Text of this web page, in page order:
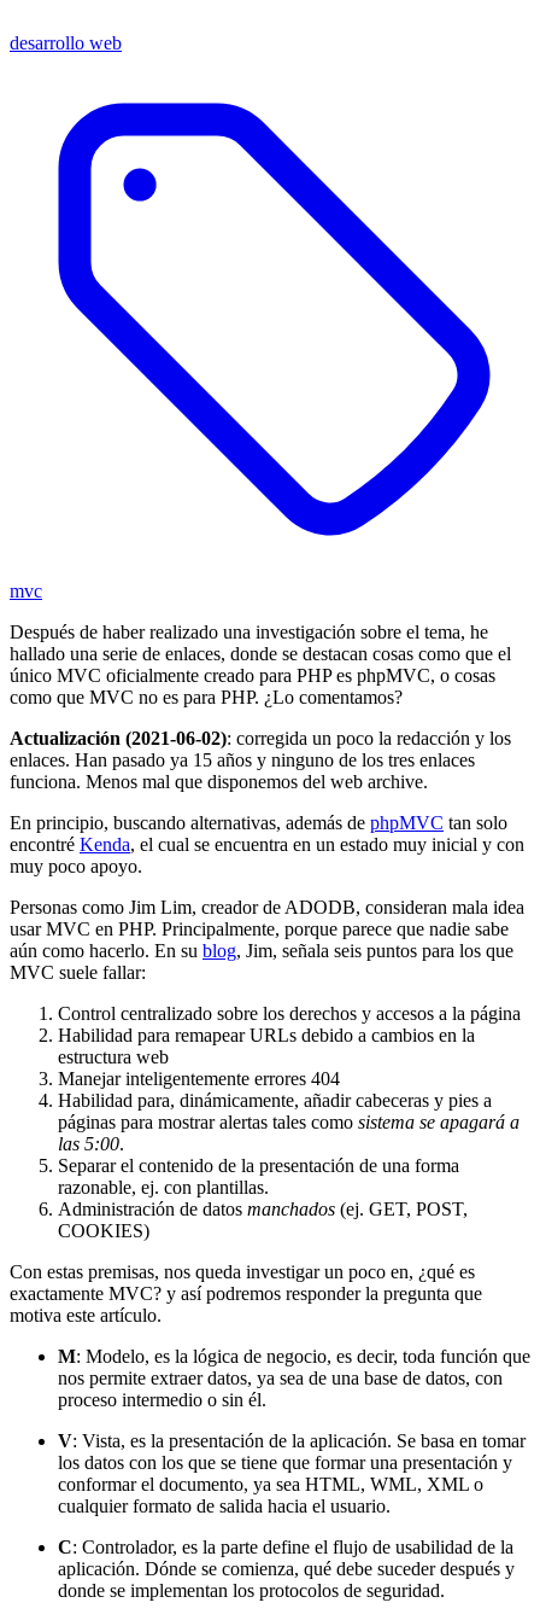
desarrollo web
mvc
Después de haber realizado una investigación sobre el tema, he
hallado una serie de enlaces, donde se destacan cosas como que el
único MVC oficialmente creado para PHP es phpMVC, o cosas
como que MVC no es para PHP. ¿Lo comentamos?
Actualización (2021-06-02): corregida un poco la redacción y los
enlaces. Han pasado ya 15 años y ninguno de los tres enlaces
funciona. Menos mal que disponemos del web archive.
En principio, buscando alternativas, además de phpMVC tan solo
encontré Kenda, el cual se encuentra en un estado muy inicial y con
muy poco apoyo.
Personas como Jim Lim, creador de ADODB, consideran mala idea
usar MVC en PHP. Principalmente, porque parece que nadie sabe
aún como hacerlo. En su blog, Jim, señala seis puntos para los que
MVC suele fallar:
Control centralizado sobre los derechos y accesos a la página
Habilidad para remapear URLs debido a cambios en la
estructura web
Manejar inteligentemente errores 404
Habilidad para, dinámicamente, añadir cabeceras y pies a
páginas para mostrar alertas tales como sistema se apagará a
las 5:00.
Separar el contenido de la presentación de una forma
razonable, ej. con plantillas.
Administración de datos manchados (ej. GET, POST,
COOKIES)
Con estas premisas, nos queda investigar un poco en, ¿qué es
exactamente MVC? y así podremos responder la pregunta que
motiva este artículo.
M: Modelo, es la lógica de negocio, es decir, toda función que
nos permite extraer datos, ya sea de una base de datos, con
proceso intermedio o sin él.
V: Vista, es la presentación de la aplicación. Se basa en tomar
los datos con los que se tiene que formar una presentación y
conformar el documento, ya sea HTML, WML, XML o
cualquier formato de salida hacia el usuario.
C: Controlador, es la parte define el flujo de usabilidad de la
aplicación. Dónde se comienza, qué debe suceder después y
donde se implementan los protocolos de seguridad.